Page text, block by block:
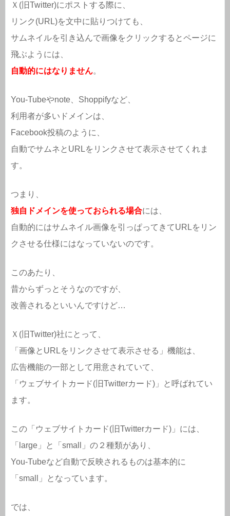
Ｘ(旧Twitter)にポストする際に、
リンク(URL)を文中に貼りつけても、
サムネイルを引き込んで画像をクリックするとページに
飛ぶようには、
自動的にはなりません。
You-Tubeやnote、Shoppifyなど、
利用者が多いドメインは、
Facebook投稿のように、
自動でサムネとURLをリンクさせて表示させてくれま
す。
つまり、
独自ドメインを使っておられる場合には、
自動的にはサムネイル画像を引っぱってきてURLをリン
クさせる仕様にはなっていないのです。
このあたり、
昔からずっとそうなのですが、
改善されるといいんですけど…
Ｘ(旧Twitter)社にとって、
「画像とURLをリンクさせて表示させる」機能は、
広告機能の一部として用意されていて、
「ウェブサイトカード(旧Twitterカード)」と呼ばれてい
ます。
この「ウェブサイトカード(旧Twitterカード)」には、
「large」と「small」の２種類があり、
You-Tubeなど自動で反映されるものは基本的に
「small」となっています。
では、